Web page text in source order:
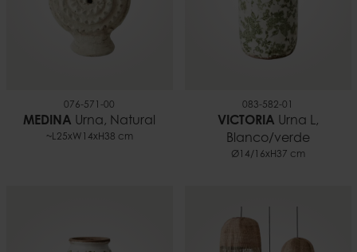
076-571-00
MEDINA Urna, Natural
~L25xW14xH38 cm
083-582-01
VICTORIA Urna L,
Blanco/verde
Ø14/16xH37 cm